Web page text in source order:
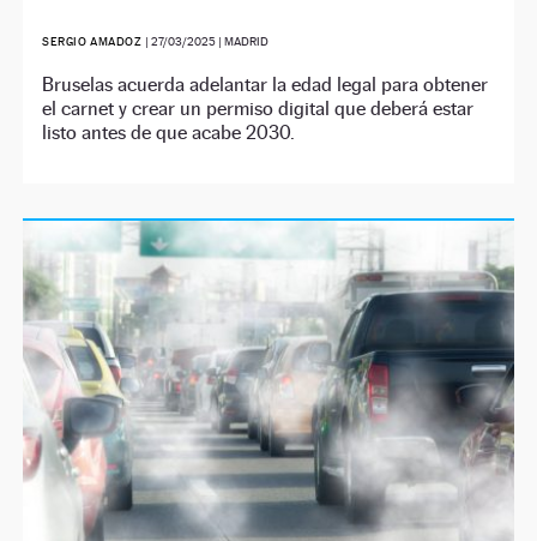
SERGIO AMADOZ | 27/03/2025| MADRID
Bruselas acuerda adelantar la edad legal para obtener
el carnet y crear un permiso digital que deberá estar
listo antes de que acabe 2030.